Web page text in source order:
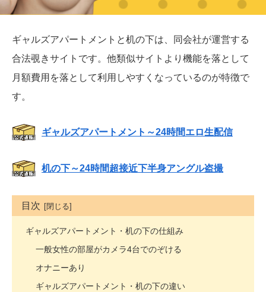
ギャルズアパートメントと机の下は、同会社が運営する
合法覗きサイトです。他類似サイトより機能を落として
月額費用を落として利用しやすくなっているのが特徴で
す。
ギャルズアパートメント～24時間エロ生配信
机の下～24時間超接近下半身アングル盗撮
目次
ギャルズアパートメント・机の下の仕組み
一般女性の部屋がカメラ4台でのぞける
オナニーあり
ギャルズアパートメント・机の下の違い